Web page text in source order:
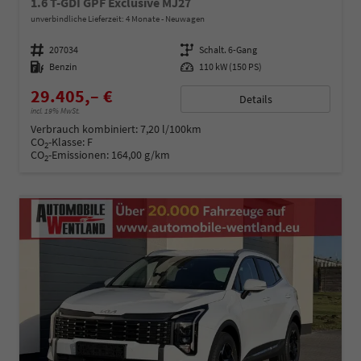
1.6 T-GDI GPF Exclusive MJ27
unverbindliche Lieferzeit: 4 Monate Neuwagen
Fahrzeugnummer 207034 Getriebe Schalt. 6-Gang
Kraftstoff Benzin Leistung 110 kW (150 PS)
29.405,– €
incl. 19% MwSt.
Details
Verbrauch kombiniert:7,20 l/100km
CO2-Klasse: F
CO2-Emissionen: 164,00 g/km